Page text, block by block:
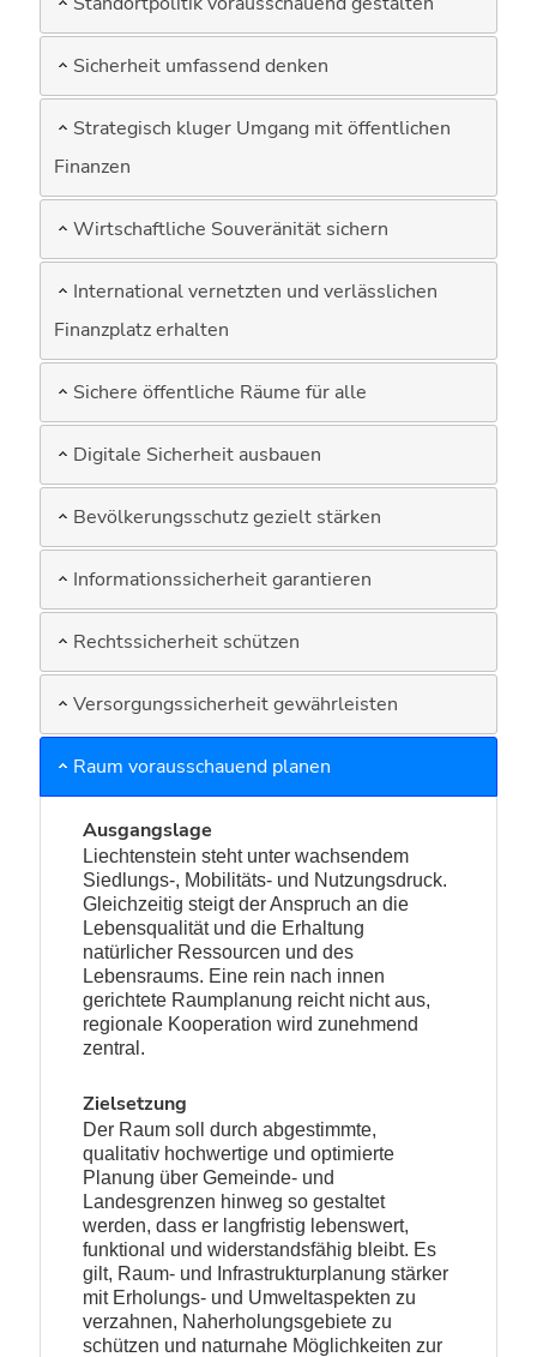
Sicherheit umfassend denken
Strategisch kluger Umgang mit öffentlichen
Finanzen
Wirtschaftliche Souveränität sichern
International vernetzten und verlässlichen
Finanzplatz erhalten
Sichere öffentliche Räume für alle
Digitale Sicherheit ausbauen
Bevölkerungsschutz gezielt stärken
Informationssicherheit garantieren
Rechtssicherheit schützen
Versorgungssicherheit gewährleisten
Raum vorausschauend planen
Ausgangslage
Liechtenstein steht unter wachsendem
Siedlungs-, Mobilitäts- und Nutzungsdruck.
Gleichzeitig steigt der Anspruch an die
Lebensqualität und die Erhaltung
natürlicher Ressourcen und des
Lebensraums. Eine rein nach innen
gerichtete Raumplanung reicht nicht aus,
regionale Kooperation wird zunehmend
zentral.
Zielsetzung
Der Raum soll durch abgestimmte,
qualitativ hochwertige und optimierte
Planung über Gemeinde- und
Landesgrenzen hinweg so gestaltet
werden, dass er langfristig lebenswert,
funktional und widerstandsfähig bleibt. Es
gilt, Raum- und Infrastrukturplanung stärker
mit Erholungs- und Umweltaspekten zu
verzahnen, Naherholungsgebiete zu
schützen und naturnahe Möglichkeiten zur